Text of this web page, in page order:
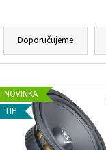
Ř
n
Doporučujeme
NOVINKA
TIP
Kč